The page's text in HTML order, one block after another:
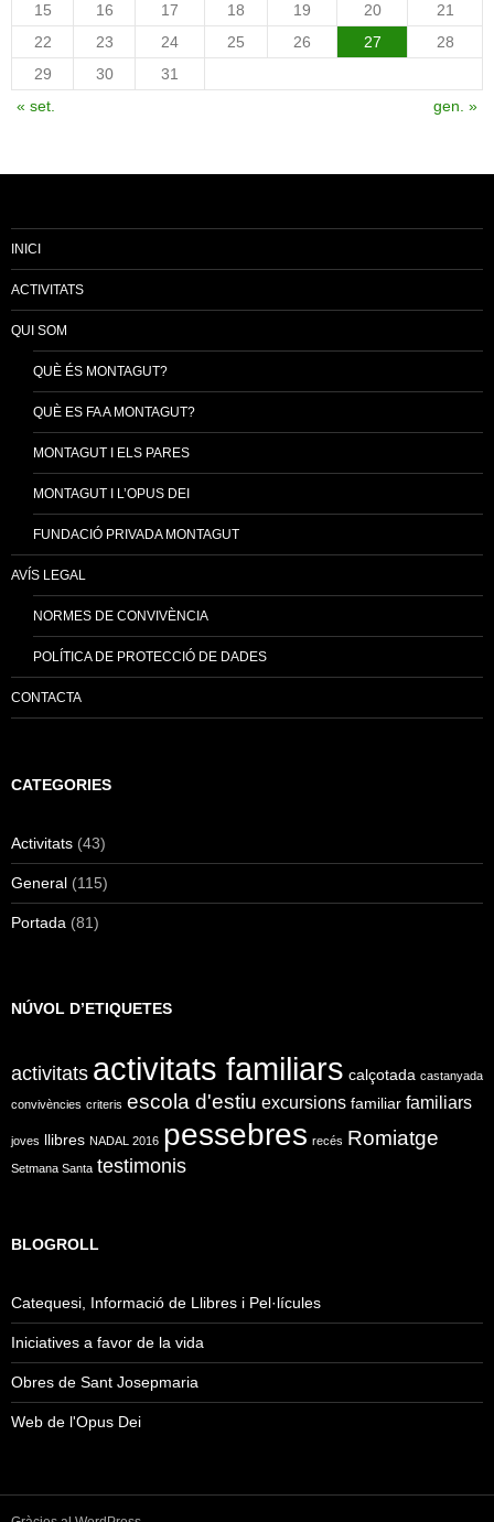
15
16 17 18 19 20
21
22
23 24 25 26 27
28
29
30
31
« set.
gen. »
INICI
ACTIVITATS
QUI SOM
QUÈ ÉS MONTAGUT?
QUÈ ES FA A MONTAGUT?
MONTAGUT I ELS PARES
MONTAGUT I L’OPUS DEI
FUNDACIÓ PRIVADA MONTAGUT
AVÍS LEGAL
NORMES DE CONVIVÈNCIA
POLÍTICA DE PROTECCIÓ DE DADES
CONTACTA
CATEGORIES
Activitats (43)
General (115)
Portada (81)
NÚVOL D’ETIQUETES
activitats activitats familiars calçotada castanyada
convivències criteris escola d'estiu excursions familiar familiars
joves llibres NADAL 2016 pessebres recés Romiatge
Setmana Santa testimonis
BLOGROLL
Catequesi, Informació de Llibres i Pel·lícules
Iniciatives a favor de la vida
Obres de Sant Josepmaria
Web de l'Opus Dei